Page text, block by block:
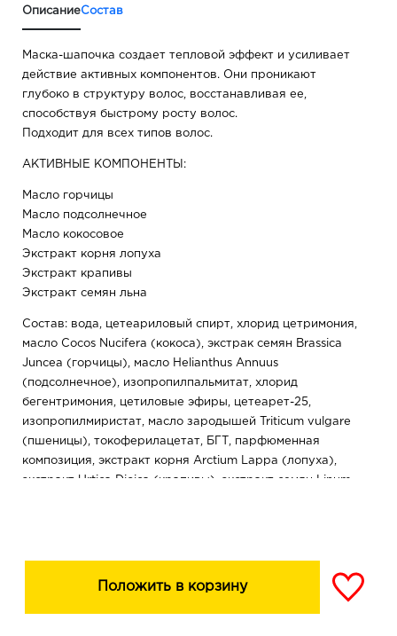
ОписаниеСостав
Маска-шапочка создает тепловой эффект и усиливает
действие активных компонентов. Они проникают
глубоко в структуру волос, восстанавливая ее,
способствуя быстрому росту волос.
Подходит для всех типов волос.
АКТИВНЫЕ КОМПОНЕНТЫ:
Масло горчицы
Масло подсолнечное
Масло кокосовое
Экстракт корня лопуха
Экстракт крапивы
Экстракт семян льна
Состав: вода, цетеариловый спирт, хлорид цетримония,
масло Cocos Nucifera (кокоса), экстрак семян Brassica
Juncea (горчицы), масло Helianthus Annuus
(подсолнечное), изопропилпальмитат, хлорид
бегентримония, цетиловые эфиры, цетеарет-25,
изопропилмиристат, масло зародышей Triticum vulgare
(пшеницы), токоферилацетат, БГТ, парфюменная
композиция, экстракт корня Arctium Lappa (лопуха),
экстракт Urtica Dioica (крапивы), экстракт семян Linum
метилизотиазолинон, метилпарабен, кислота лимонная,
ЭДТА динатрия, пропилпарабен, экстракт Nymphaea
Положить в корзину